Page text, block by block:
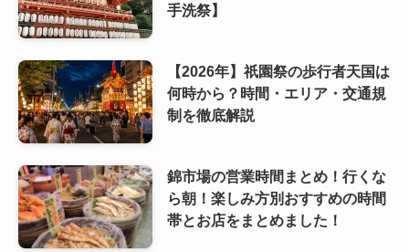
手洗祭】
【2026年】祇園祭の歩行者天国は
何時から？時間・エリア・交通規
制を徹底解説
錦市場の営業時間まとめ！行くな
ら朝！楽しみ方別おすすめの時間
帯とお店をまとめました！